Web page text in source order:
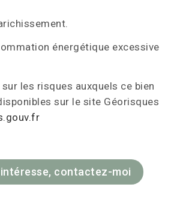
énergétique excessive
les risques auxquels ce bien
sur le site Géorisques
contactez-moi